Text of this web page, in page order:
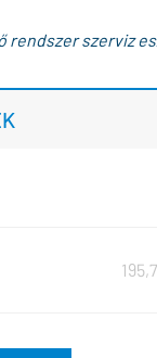
rendszer szerviz